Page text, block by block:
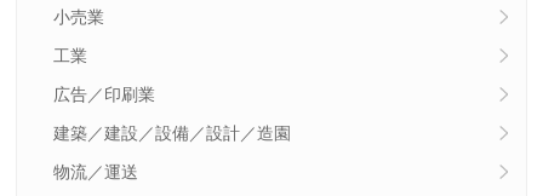
小売業
工業
広告／印刷業
建築／建設／設備／設計／造園
物流／運送